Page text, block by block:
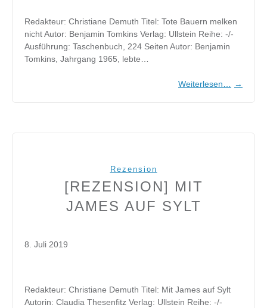
Redakteur: Christiane Demuth Titel: Tote Bauern melken
nicht Autor: Benjamin Tomkins Verlag: Ullstein Reihe: -/-
Ausführung: Taschenbuch, 224 Seiten Autor: Benjamin
Tomkins, Jahrgang 1965, lebte…
Weiterlesen… →
Rezension
[REZENSION] MIT
JAMES AUF SYLT
8. Juli 2019
Redakteur: Christiane Demuth Titel: Mit James auf Sylt
Autorin: Claudia Thesenfitz Verlag: Ullstein Reihe: -/-